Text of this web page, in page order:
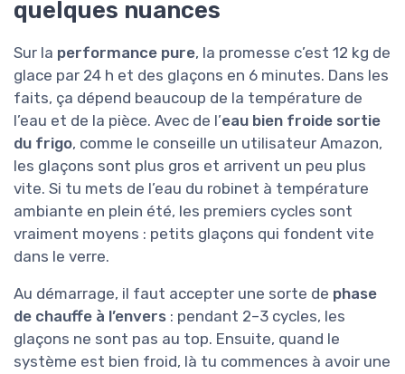
quelques nuances
Sur la performance pure, la promesse c’est 12 kg de
glace par 24 h et des glaçons en 6 minutes. Dans les
faits, ça dépend beaucoup de la température de
l’eau et de la pièce. Avec de l’eau bien froide sortie
du frigo, comme le conseille un utilisateur Amazon,
les glaçons sont plus gros et arrivent un peu plus
vite. Si tu mets de l’eau du robinet à température
ambiante en plein été, les premiers cycles sont
vraiment moyens : petits glaçons qui fondent vite
dans le verre.
Au démarrage, il faut accepter une sorte de phase
de chauffe à l’envers : pendant 2–3 cycles, les
glaçons ne sont pas au top. Ensuite, quand le
système est bien froid, là tu commences à avoir une